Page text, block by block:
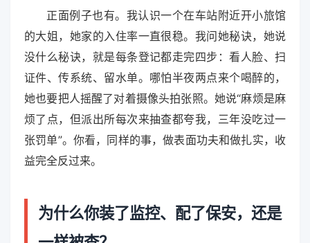
正面例子也有。我认识一个在车站附近开小旅馆
的大姐，她家的入住率一直很稳。我问她秘诀，她说
没什么秘诀，就是每条登记都走完四步：看人脸、扫
证件、传系统、留水单。哪怕半夜两点来个喝醉的，
她也要把人摇醒了对着摄像头拍张照。她说“麻烦是麻
烦了点，但派出所每次来抽查都夸我，三年没吃过一
张罚单”。你看，同样的事，做表面功夫和做扎实，收
益完全反过来。
为什么你装了监控、配了保安，还是